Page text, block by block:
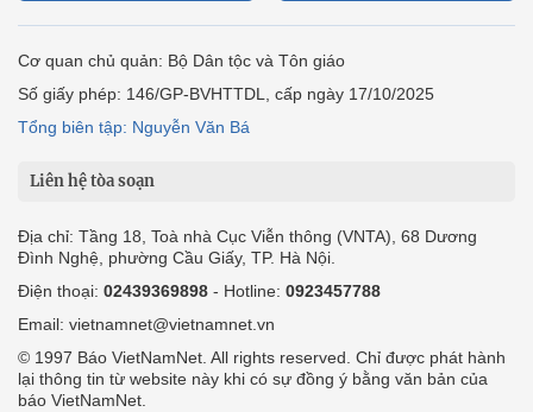
Cơ quan chủ quản: Bộ Dân tộc và Tôn giáo
Số giấy phép: 146/GP-BVHTTDL, cấp ngày 17/10/2025
Tổng biên tập: Nguyễn Văn Bá
Liên hệ tòa soạn
Địa chỉ: Tầng 18, Toà nhà Cục Viễn thông (VNTA), 68 Dương
Đình Nghệ, phường Cầu Giấy, TP. Hà Nội.
Điện thoại: 02439369898 - Hotline: 0923457788
Email: vietnamnet@vietnamnet.vn
© 1997 Báo VietNamNet. All rights reserved. Chỉ được phát hành
lại thông tin từ website này khi có sự đồng ý bằng văn bản của
báo VietNamNet.